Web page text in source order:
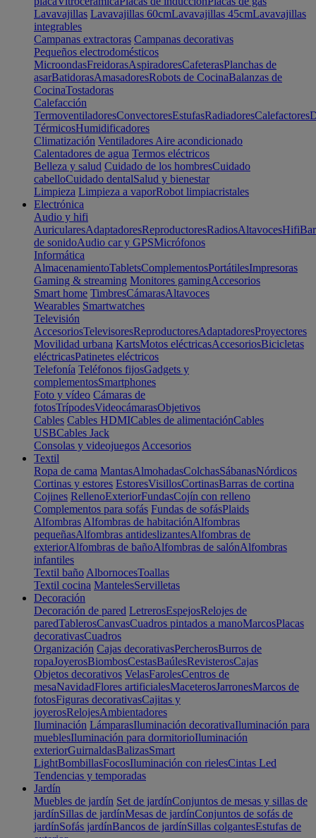
Lavavajillas Lavavajillas 60cmLavavajillas 45cmLavavajillas
integrables
Campanas extractoras Campanas decorativas
Pequeños electrodomésticos
MicroondasFreidorasAspiradoresCafeterasPlanchas de
asarBatidorasAmasadoresRobots de CocinaBalanzas de
CocinaTostadoras
Calefacción
TermoventiladoresConvectoresEstufasRadiadoresCalefactores
TérmicosHumidificadores
Climatización Ventiladores Aire acondicionado
Calentadores de agua Termos eléctricos
Belleza y salud Cuidado de los hombresCuidado
cabelloCuidado dentalSalud y bienestar
Limpieza Limpieza a vaporRobot limpiacristales
Electrónica
Audio y hifi
AuricularesAdaptadoresReproductoresRadiosAltavocesHifi
de sonidoAudio car y GPSMicrófonos
Informática
AlmacenamientoTabletsComplementosPortátilesImpresoras
Gaming & streaming Monitores gamingAccesorios
Smart home TimbresCámarasAltavoces
Wearables Smartwatches
Televisión
AccesoriosTelevisoresReproductoresAdaptadoresProyectores
Movilidad urbana KartsMotos eléctricasAccesoriosBicicletas
eléctricasPatinetes eléctricos
Telefonía Teléfonos fijosGadgets y
complementosSmartphones
Foto y vídeo Cámaras de
fotosTrípodesVideocámarasObjetivos
Cables Cables HDMICables de alimentaciónCables
USBCables Jack
Consolas y videojuegos Accesorios
Textil
Ropa de cama MantasAlmohadasColchasSábanasNórdicos
Cortinas y estores EstoresVisillosCortinasBarras de cortina
Cojines RellenoExteriorFundasCojín con relleno
Complementos para sofás Fundas de sofásPlaids
Alfombras Alfombras de habitaciónAlfombras
pequeñasAlfombras antideslizantesAlfombras de
exteriorAlfombras de bañoAlfombras de salónAlfombras
infantiles
Textil baño AlbornocesToallas
Textil cocina MantelesServilletas
Decoración
Decoración de pared LetrerosEspejosRelojes de
paredTablerosCanvasCuadros pintados a manoMarcosPlacas
decorativasCuadros
Organización Cajas decorativasPercherosBurros de
ropaJoyerosBiombosCestasBaúlesRevisterosCajas
Objetos decorativos VelasFarolesCentros de
mesaNavidadFlores artificialesMaceterosJarronesMarcos de
fotosFiguras decorativasCajitas y
joyerosRelojesAmbientadores
Iluminación LámparasIluminación decorativaIluminación para
mueblesIluminación para dormitorioIluminación
exteriorGuirnaldasBalizasSmart
LightBombillasFocosIluminación con rielesCintas Led
Tendencias y temporadas
Jardín
Muebles de jardín Set de jardínConjuntos de mesas y sillas de
jardínSillas de jardínMesas de jardínConjuntos de sofás de
jardínSofás jardínBancos de jardínSillas colgantesEstufas de